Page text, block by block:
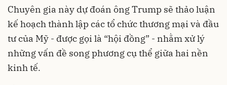
Chuyên gia này dự đoán ông Trump sẽ thảo luận
kế hoạch thành lập các tổ chức thương mại và đầu
tư của Mỹ - được gọi là “hội đồng” - nhằm xử lý
những vấn đề song phương cụ thể giữa hai nền
kinh tế.